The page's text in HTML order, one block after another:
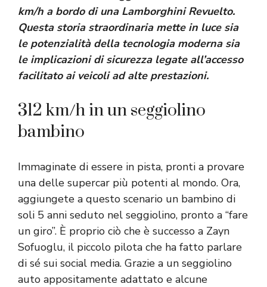
km/h a bordo di una Lamborghini Revuelto.
Questa storia straordinaria mette in luce sia
le potenzialità della tecnologia moderna sia
le implicazioni di sicurezza legate all’accesso
facilitato ai veicoli ad alte prestazioni.
312 km/h in un seggiolino
bambino
Immaginate di essere in pista, pronti a provare
una delle supercar più potenti al mondo. Ora,
aggiungete a questo scenario un bambino di
soli 5 anni seduto nel seggiolino, pronto a “fare
un giro”. È proprio ciò che è successo a Zayn
Sofuoglu, il piccolo pilota che ha fatto parlare
di sé sui social media. Grazie a un seggiolino
auto appositamente adattato e alcune